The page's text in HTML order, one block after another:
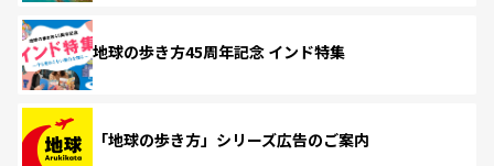
地球の歩き方45周年記念 インド特集
「地球の歩き方」シリーズ広告のご案内